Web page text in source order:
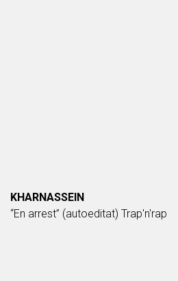
KHARNASSEIN
“En arrest” (autoeditat) Trap'n'rap